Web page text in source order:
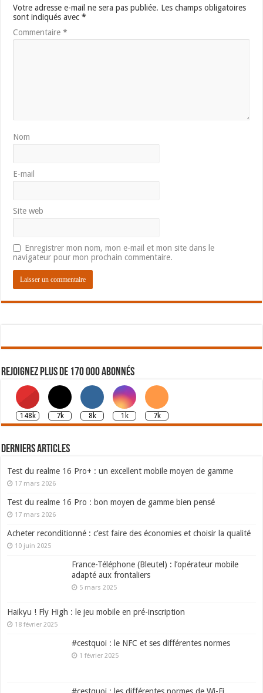
Votre adresse e-mail ne sera pas publiée. Les champs obligatoires
sont indiqués avec*
Commentaire*
Nom
E-mail
Site web
Enregistrer mon nom, mon e-mail et mon site dans le
navigateur pour mon prochain commentaire.
Rejoignez plus de 170 000 abonnés
148k 7k 8k 1k 7k
Derniers articles
Test du realme 16 Pro+ : un excellent mobile moyen de gamme
17 mars 2026
Test du realme 16 Pro : bon moyen de gamme bien pensé
17 mars 2026
Acheter reconditionné : c’est faire des économies et choisir la qualité
10 juin 2025
France-Téléphone (Bleutel) : l’opérateur mobile
adapté aux frontaliers
5 mars 2025
Haikyu ! Fly High : le jeu mobile en pré-inscription
18 février 2025
#cestquoi : le NFC et ses différentes normes
1 février 2025
#cestquoi : les différentes normes de Wi-Fi